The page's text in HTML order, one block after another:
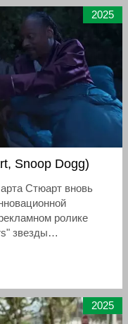
2025
Snoop Dogg)
Стюарт вновь
ролике
звезды
2025